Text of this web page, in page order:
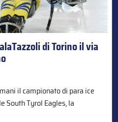
di Torino il via
il campionato di para ice
South Tyrol Eagles, la